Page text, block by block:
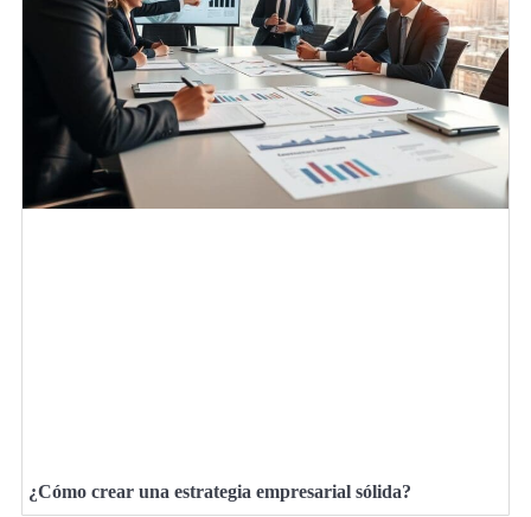
¿Cómo crear una estrategia empresarial sólida?